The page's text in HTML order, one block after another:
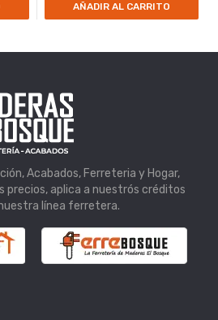
AÑADIR AL CARRITO
Acabados, Ferreteria y Hogar,
precios, aplica a nuestrós créditos
línea ferretera.